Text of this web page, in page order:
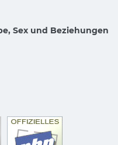
Sex und Beziehungen